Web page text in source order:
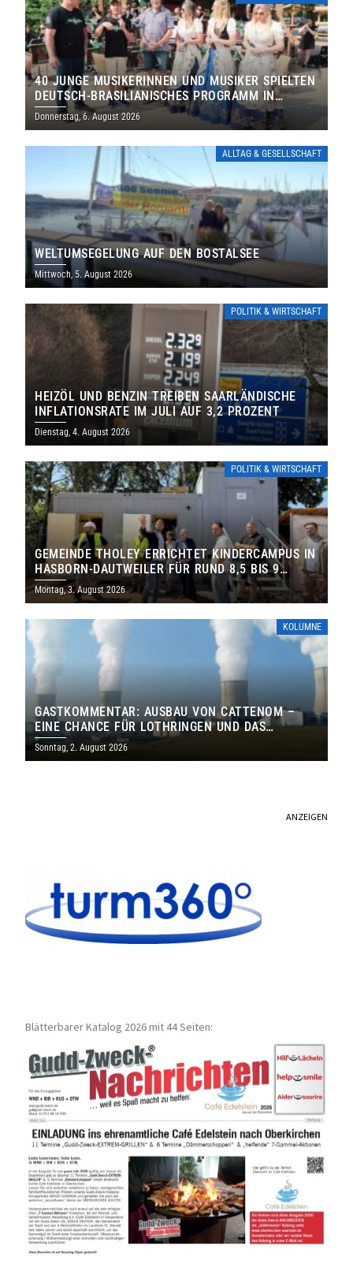
40 JUNGE MUSIKERINNEN UND MUSIKER SPIELTEN
DEUTSCH-BRASILIANISCHES PROGRAMM IN
THOLEY
Donnerstag, 6. August 2026
ALLTAG & GESELLSCHAFT
WELTUMSEGELUNG AUF DEN BOSTALSEE
Mittwoch, 5. August 2026
POLITIK & WIRTSCHAFT
HEIZÖL UND BENZIN TREIBEN SAARLÄNDISCHE
INFLATIONSRATE IM JULI AUF 3,2 PROZENT
Dienstag, 4. August 2026
POLITIK & WIRTSCHAFT
GEMEINDE THOLEY ERRICHTET KINDERCAMPUS IN
HASBORN-DAUTWEILER FÜR RUND 8,5 BIS 9
MILLIONEN EURO
Montag, 3. August 2026
KOLUMNE
GASTKOMMENTAR: AUSBAU VON CATTENOM –
EINE CHANCE FÜR LOTHRINGEN UND DAS
SAARLAND
Sonntag, 2. August 2026
ANZEIGEN
Blätterbarer Katalog 2026 mit 44 Seiten: